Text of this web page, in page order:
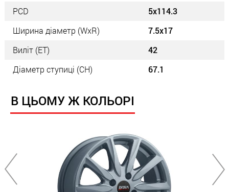
PCD
5x114.3
Ширина діаметр (WxR)
7.5x17
Виліт (ET)
42
Діаметр ступиці (СН)
67.1
В ЦЬОМУ Ж КОЛЬОРІ